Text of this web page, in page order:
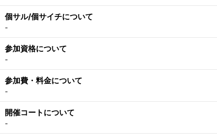
個サル/個サイチについて
-
参加資格について
-
参加費・料金について
-
開催コートについて
-